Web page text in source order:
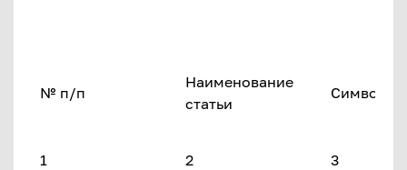
№ п/п
Наименование
статьи
Символ
1 2 3